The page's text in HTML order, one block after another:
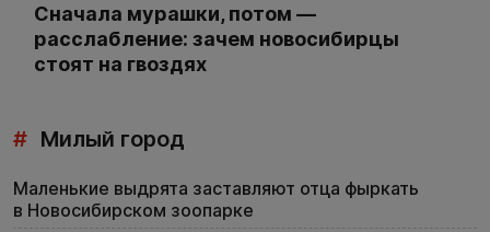
Сначала мурашки, потом —
расслабление: зачем новосибирцы
стоят на гвоздях
# Милый город
Маленькие выдрята заставляют отца фыркать
в Новосибирском зоопарке